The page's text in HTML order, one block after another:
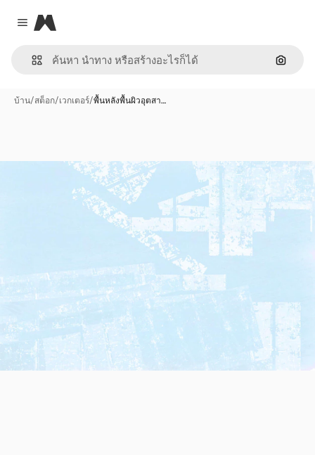
Close menu
Magnific
ค้นหา
บ้าน/สต็อก/เวกเตอร์/พื้นหลังพื้นผิวอุตสา…